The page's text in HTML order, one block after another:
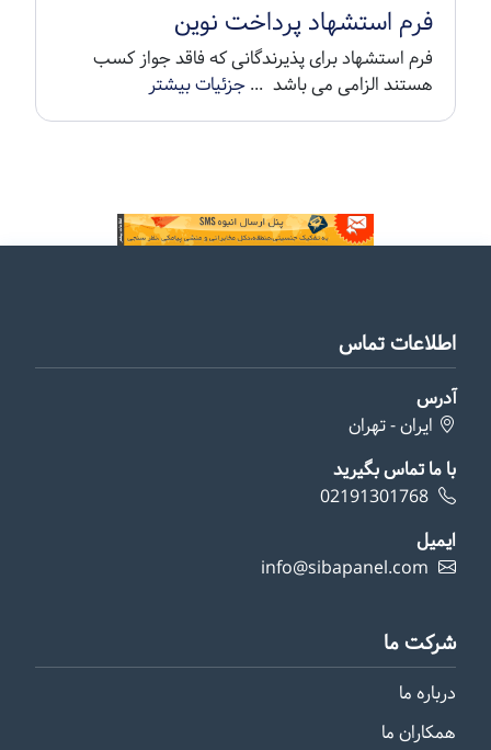
فرم استشهاد پرداخت نوین
فرم استشهاد برای پذیرندگانی که فاقد جواز کسب
هستند الزامی می باشد ...جزئیات بیشتر
اطلاعات تماس
آدرس
ایران - تهران
با ما تماس بگیرید
02191301768
ایمیل
info@sibapanel.com
شرکت ما
درباره ما
همکاران ما